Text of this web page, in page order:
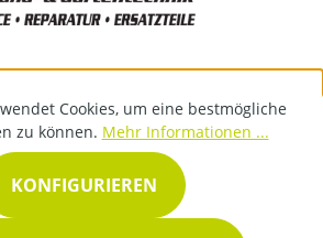
Cookies, um eine bestmögliche
zu können. Mehr Informationen ...
KONFIGURIEREN